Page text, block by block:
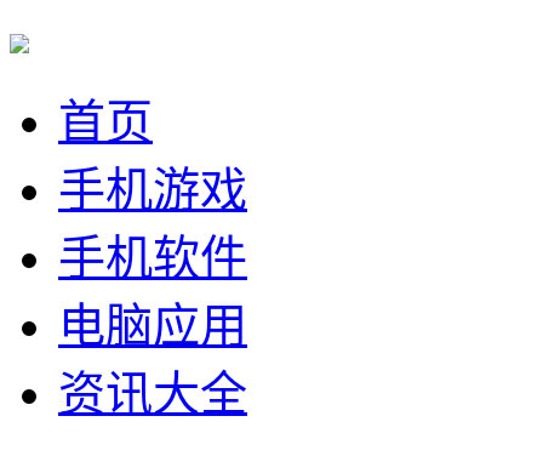
首页
手机游戏
手机软件
电脑应用
资讯大全